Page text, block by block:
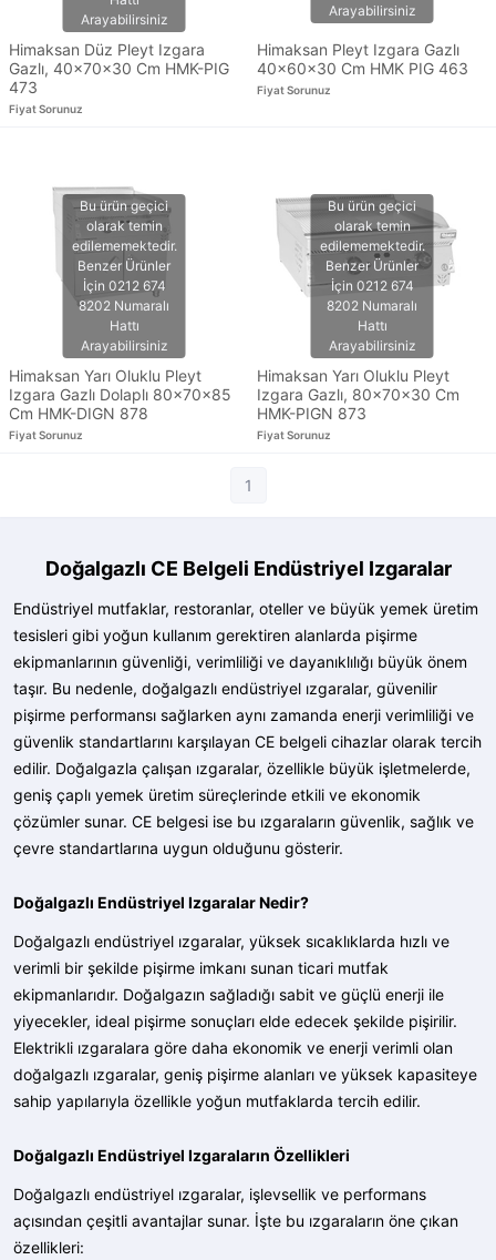
Himaksan Düz Pleyt Izgara
Gazlı, 40x70x30 Cm HMK-PIG
473
Fiyat Sorunuz
Himaksan Pleyt Izgara Gazlı
40x60x30 Cm HMK PIG 463
Fiyat Sorunuz
Himaksan Yarı Oluklu Pleyt
Izgara Gazlı Dolaplı 80x70x85
Cm HMK-DIGN 878
Fiyat Sorunuz
Himaksan Yarı Oluklu Pleyt
Izgara Gazlı, 80x70x30 Cm
HMK-PIGN 873
Fiyat Sorunuz
1
Doğalgazlı CE Belgeli Endüstriyel Izgaralar
Endüstriyel mutfaklar, restoranlar, oteller ve büyük yemek üretim
tesisleri gibi yoğun kullanım gerektiren alanlarda pişirme
ekipmanlarının güvenliği, verimliliği ve dayanıklılığı büyük önem
taşır. Bu nedenle, doğalgazlı endüstriyel ızgaralar, güvenilir
pişirme performansı sağlarken aynı zamanda enerji verimliliği ve
güvenlik standartlarını karşılayan CE belgeli cihazlar olarak tercih
edilir. Doğalgazla çalışan ızgaralar, özellikle büyük işletmelerde,
geniş çaplı yemek üretim süreçlerinde etkili ve ekonomik
çözümler sunar. CE belgesi ise bu ızgaraların güvenlik, sağlık ve
çevre standartlarına uygun olduğunu gösterir.
Doğalgazlı Endüstriyel Izgaralar Nedir?
Doğalgazlı endüstriyel ızgaralar, yüksek sıcaklıklarda hızlı ve
verimli bir şekilde pişirme imkanı sunan ticari mutfak
ekipmanlarıdır. Doğalgazın sağladığı sabit ve güçlü enerji ile
yiyecekler, ideal pişirme sonuçları elde edecek şekilde pişirilir.
Elektrikli ızgaralara göre daha ekonomik ve enerji verimli olan
doğalgazlı ızgaralar, geniş pişirme alanları ve yüksek kapasiteye
sahip yapılarıyla özellikle yoğun mutfaklarda tercih edilir.
Doğalgazlı Endüstriyel Izgaraların Özellikleri
Doğalgazlı endüstriyel ızgaralar, işlevsellik ve performans
açısından çeşitli avantajlar sunar. İşte bu ızgaraların öne çıkan
özellikleri: